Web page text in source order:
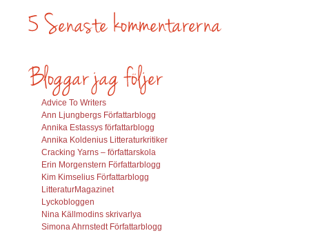
Advice To Writers
Ann Ljungbergs Författarblogg
Annika Estassys författarblogg
Annika Koldenius Litteraturkritiker
Cracking Yarns – författarskola
Erin Morgenstern Författarblogg
Kim Kimselius Författarblogg
LitteraturMagazinet
Lyckobloggen
Nina Källmodins skrivarlya
Simona Ahrnstedt Författarblogg